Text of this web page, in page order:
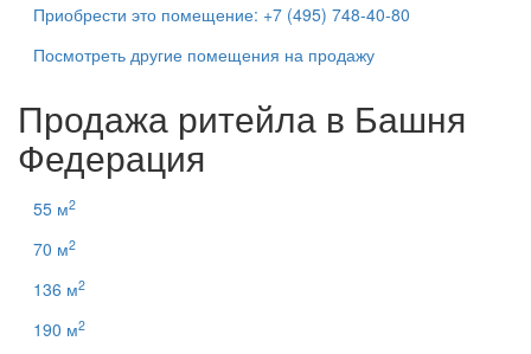
Приобрести это помещение: +7 (495) 748-40-80
Посмотреть другие помещения на продажу
Продажа ритейла в Башня
Федерация
55 м2
70 м2
136 м2
190 м2